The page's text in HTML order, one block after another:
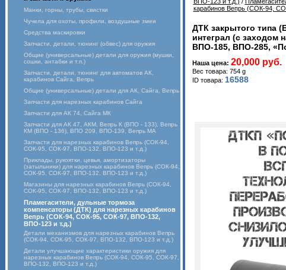
Манки, горны, трубы, свистки
Чучела для охоты, профили, воздушные змеи
Средства маскировки
Запчасти, детали, тюнинг (обвес) для оружия
Общие (универсальные) детали для оружия (мушки,
сошки, антабки и т.п.)
Запчасти, детали, тюнинг для автоматов АК,
карабинов Сайга, Вепрь
Общие (универсальные) детали для АК, Сайга, Вепрь
Запчасти для нарезных карабинов Сайга
Запчасти для АК 74, Сайга МК
Запчасти для АК 47, АКМ, Вепрь К (ВПО - 133), Вепрь
КМ (ВПО - 136), ВПО 209, ВПО-139, Вепрь МА
Запчасти для нарезных карабинов Вепрь (СОК-94,
СОК-95, СОК-97, ВПО-132, ВПО-123 и т.д.)
Приклады, рукоятки, цевья, амортизаторы
(затыльники) для нарезных карабинов Вепрь (СОК-94,
СОК-95, СОК-97, ВПО-132, ВПО-123 и т.д.)
Магазины для нарезных карабинов Вепрь (СОК-94,
СОК-95, СОК-97, ВПО-132, ВПО-123 и т.д.)
Пламегасители, дульные тормоза
компенсаторы (ДТК) для нарезных карабинов
Вепрь (СОК-94, СОК-95, СОК-97, ВПО-132,
ВПО-123 и т.д.)
Детали механизмов для нарезных карабинов Вепрь
(СОК-94, СОК-95, СОК-97, ВПО-132, ВПО-123 и т.д.)
Детали улучшающие характеристики оружия для
нарезных карабинов Вепрь (СОК-94, СОК-95, СОК-97,
ВПО-132, ВПО-123 и т.д.)
карабинов Вепрь (СОК-94,
ДТК закрытого типа
интеграл (с заходом
ВПО-185, ВПО-285,
Наша цена: 20,000 руб.
Вес товара: 754 g
ID товара: 16588